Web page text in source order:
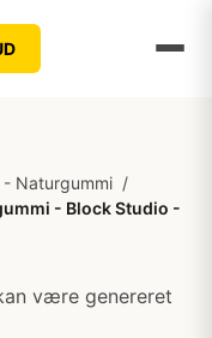
- Naturgummi /
- Block Studio -
være genereret